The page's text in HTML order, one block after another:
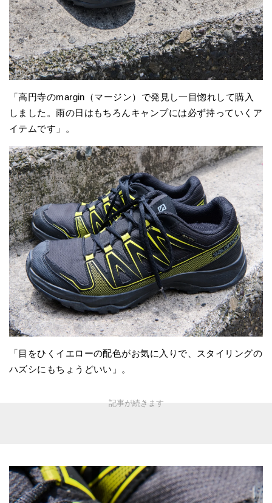
「高円寺のmargin（マージン）で発見し一目惚れして購入
しました。雨の日はもちろんキャンプには必ず持っていくア
イテムです」。
「目をひくイエローの配色がお気に入りで、スタイリングの
ハズシにもちょうどいい」。